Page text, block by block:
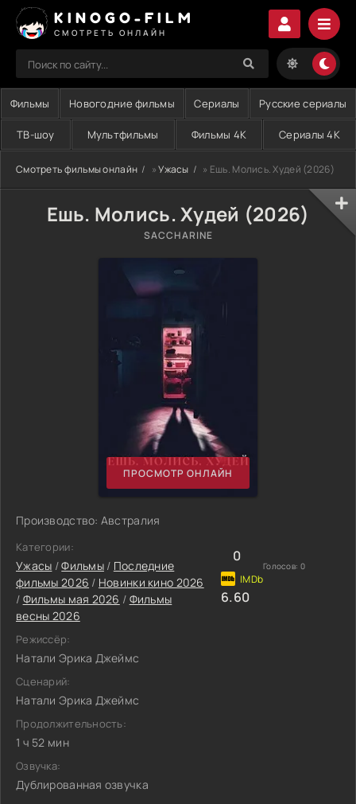
KINOGO-FILM
СМОТРЕТЬ ОНЛАЙН
Фильмы Новогодние фильмы Сериалы Русские сериалы
ТВ-шоу Мультфильмы Фильмы 4K Сериалы 4K
Смотреть фильмы онлайн »Ужасы » Ешь. Молись. Худей (2026)
Ешь. Молись. Худей (2026)
SACCHARINE
ПРОСМОТР ОНЛАЙН
Производство: Австралия
Категории:
Ужасы /Фильмы/ Последние
фильмы 2026 / Новинки кино 2026
/ Фильмы мая 2026 / Фильмы
весны 2026
Режиссёр:
Натали Эрика Джеймс
Сценарий:
Натали Эрика Джеймс
Продолжительность:
1 ч 52 мин
Озвучка:
Дублированная озвучка
0
Голосов: 0
6.60